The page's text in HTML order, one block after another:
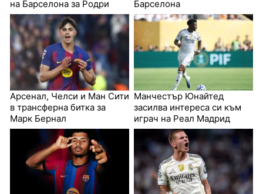
на Барселона за Родри
Барселона
Арсенал, Челси и Ман Сити
в трансферна битка за
Марк Бернал
Манчестър Юнайтед
засилва интереса си към
играч на Реал Мадрид